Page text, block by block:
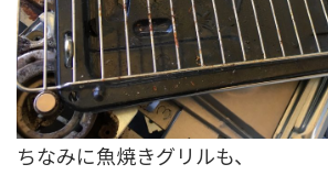
ちなみに魚焼きグリルも、